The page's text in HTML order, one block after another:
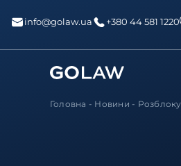
info@golaw.ua +380 44 581 1220
Головна - Новини -